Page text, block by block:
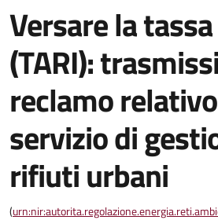
Versare la
(TARI):
reclamo
servizio di
rifiuti urbani
(